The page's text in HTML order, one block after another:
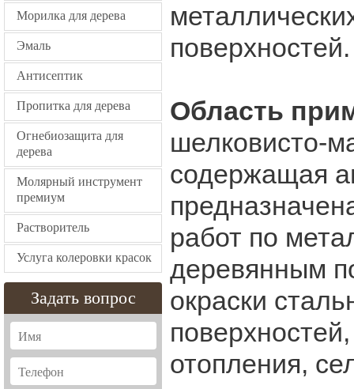
Морилка для дерева
Эмаль
Антисептик
Пропитка для дерева
Огнебиозащита для
дерева
Молярный инструмент
премиум
Растворитель
Услуга колеровки красок
Задать вопрос
поверхностей.
Область
шелковисто-
содержащая
работ по
деревянным
окраски
отопления,